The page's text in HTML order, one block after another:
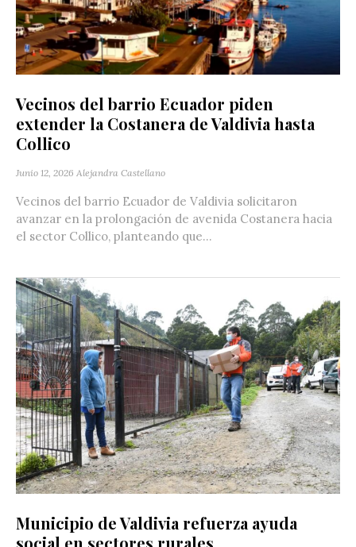
Vecinos del barrio Ecuador piden
extender la Costanera de Valdivia hasta
Collico
Junio 12, 2026 Alejandra Castellano
Vecinos del barrio Ecuador de Valdivia solicitaron
avanzar en la prolongación de avenida Costanera hacia
el sector Collico, planteando que...
Municipio de Valdivia refuerza ayuda